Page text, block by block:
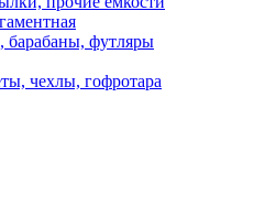
барабаны, футляры
чехлы, гофротара